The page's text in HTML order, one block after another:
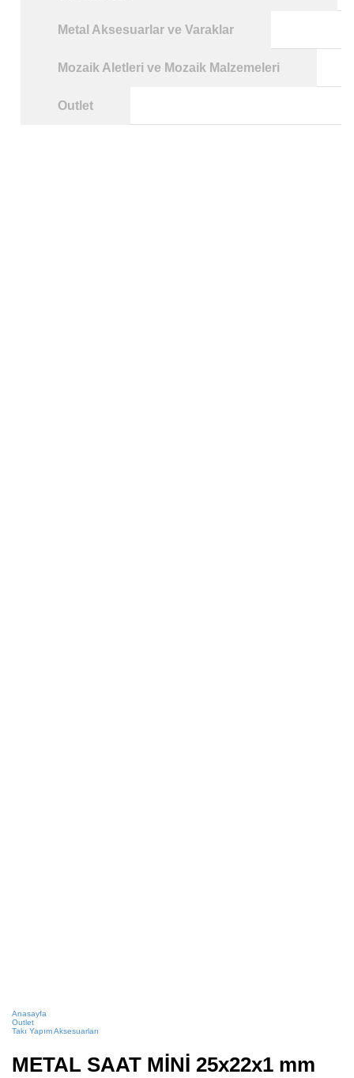
Metal Aksesuarlar ve Varaklar
Mozaik Aletleri ve Mozaik Malzemeleri
Outlet
Anasayfa
Outlet
Takı Yapım Aksesuarları
METAL SAAT MİNİ 25x22x1 mm